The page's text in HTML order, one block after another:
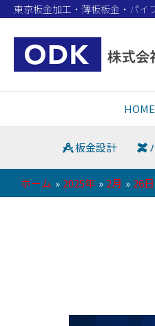
東京板金加工・薄板板金・パイ
HOME
板金設計
ホーム 2025年 2月 26日